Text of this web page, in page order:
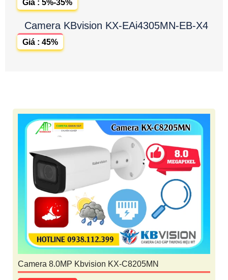
Giá : 5%-35%
Camera KBvision KX-EAi4305MN-EB-X4
Giá : 45%
Camera 8.0MP Kbvision KX-C8205MN